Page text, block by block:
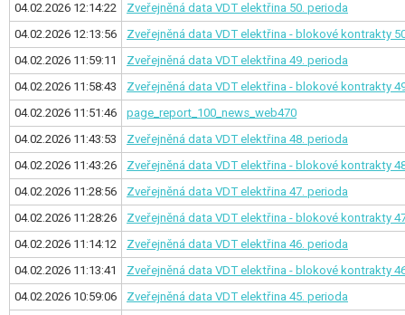
04.02.2026 12:14:22
Zveřejněná data VDT elektřina 50. perioda
04.02.2026 12:13:56
Zveřejněná data VDT elektřina - blokové kontrakty
04.02.2026 11:59:11
Zveřejněná data VDT elektřina 49. perioda
04.02.2026 11:58:43
Zveřejněná data VDT elektřina - blokové kontrakty
04.02.2026 11:51:46
page_report_100_news_web470
04.02.2026 11:43:53
Zveřejněná data VDT elektřina 48. perioda
04.02.2026 11:43:26
Zveřejněná data VDT elektřina - blokové kontrakty
04.02.2026 11:28:56
Zveřejněná data VDT elektřina 47. perioda
04.02.2026 11:28:26
Zveřejněná data VDT elektřina - blokové kontrakty
04.02.2026 11:14:12
Zveřejněná data VDT elektřina 46. perioda
04.02.2026 11:13:41
Zveřejněná data VDT elektřina - blokové kontrakty
04.02.2026 10:59:06
Zveřejněná data VDT elektřina 45. perioda